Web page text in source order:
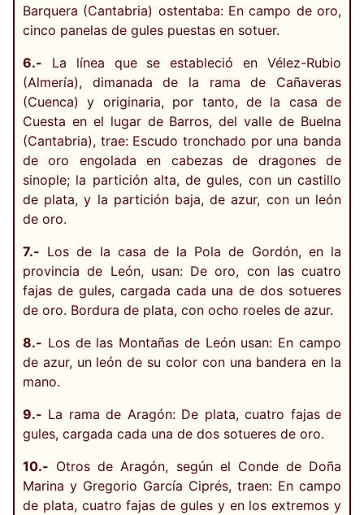
Barquera (Cantabria) ostentaba: En campo de oro,
cinco panelas de gules puestas en sotuer.
6.- La línea que se estableció en Vélez-Rubio
(Almería), dimanada de la rama de Cañaveras
(Cuenca) y originaria, por tanto, de la casa de
Cuesta en el lugar de Barros, del valle de Buelna
(Cantabria), trae: Escudo tronchado por una banda
de oro engolada en cabezas de dragones de
sinople; la partición alta, de gules, con un castillo
de plata, y la partición baja, de azur, con un león
de oro.
7.- Los de la casa de la Pola de Gordón, en la
provincia de León, usan: De oro, con las cuatro
fajas de gules, cargada cada una de dos sotueres
de oro. Bordura de plata, con ocho roeles de azur.
8.- Los de las Montañas de León usan: En campo
de azur, un león de su color con una bandera en la
mano.
9.- La rama de Aragón: De plata, cuatro fajas de
gules, cargada cada una de dos sotueres de oro.
10.- Otros de Aragón, según el Conde de Doña
Marina y Gregorio García Ciprés, traen: En campo
de plata, cuatro fajas de gules y en los extremos y